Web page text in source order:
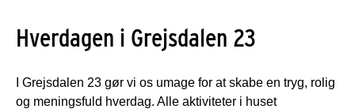
Hverdagen i Grejsdalen 23
I Grejsdalen 23 gør vi os umage for at skabe en tryg, rolig
og meningsfuld hverdag. Alle aktiviteter i huset